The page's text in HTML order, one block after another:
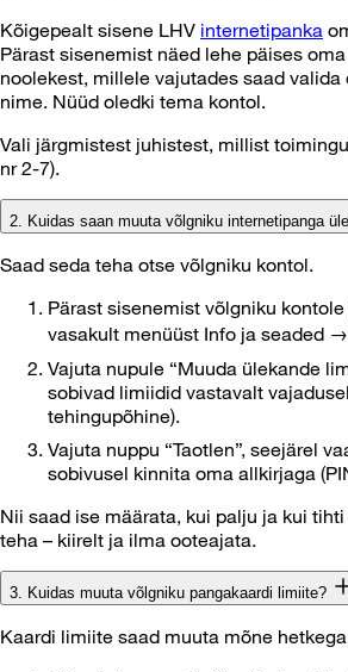
Kõigepealt sisene LHV internetipanka
Pärast sisenemist näed lehe päises
noolekest, millele vajutades saad valida
nime. Nüüd oledki tema kontol.
Vali järgmistest juhistest, millist
nr 2-7).
2. Kuidas saan muuta võlgniku internetipanga
Saad seda teha otse võlgniku kontol.
Pärast sisenemist võlgniku kontole
vasakult menüüst Info ja seaded
Vajuta nupule “Muuda ülekande
sobivad limiidid vastavalt
tehingupõhine).
Vajuta nuppu “Taotlen”, seejärel
sobivusel kinnita oma allkirjaga
Nii saad ise määrata, kui palju ja kui
teha – kiirelt ja ilma ooteajata.
3. Kuidas muuta võlgniku pangakaardi limiite?
Kaardi limiite saad muuta mõne